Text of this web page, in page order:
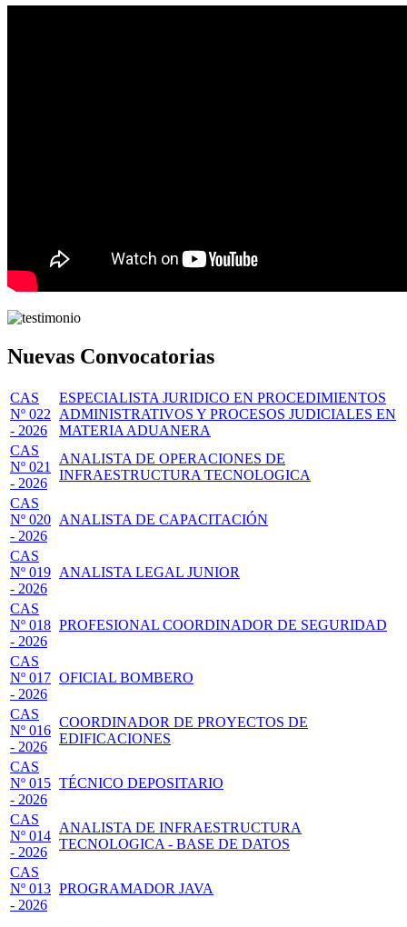
Nuevas Convocatorias
CAS
Nº 022
- 2026
ESPECIALISTA JURIDICO EN PROCEDIMIENTOS
ADMINISTRATIVOS Y PROCESOS JUDICIALES EN
MATERIA ADUANERA
CAS
Nº 021
- 2026
ANALISTA DE OPERACIONES DE
INFRAESTRUCTURA TECNOLOGICA
CAS
Nº 020
- 2026
ANALISTA DE CAPACITACIÓN
CAS
Nº 019
- 2026
ANALISTA LEGAL JUNIOR
CAS
Nº 018
- 2026
PROFESIONAL COORDINADOR DE SEGURIDAD
CAS
Nº 017
- 2026
OFICIAL BOMBERO
CAS
Nº 016
- 2026
COORDINADOR DE PROYECTOS DE
EDIFICACIONES
CAS
Nº 015
- 2026
TÉCNICO DEPOSITARIO
CAS
Nº 014
- 2026
ANALISTA DE INFRAESTRUCTURA
TECNOLOGICA - BASE DE DATOS
CAS
Nº 013
- 2026
PROGRAMADOR JAVA